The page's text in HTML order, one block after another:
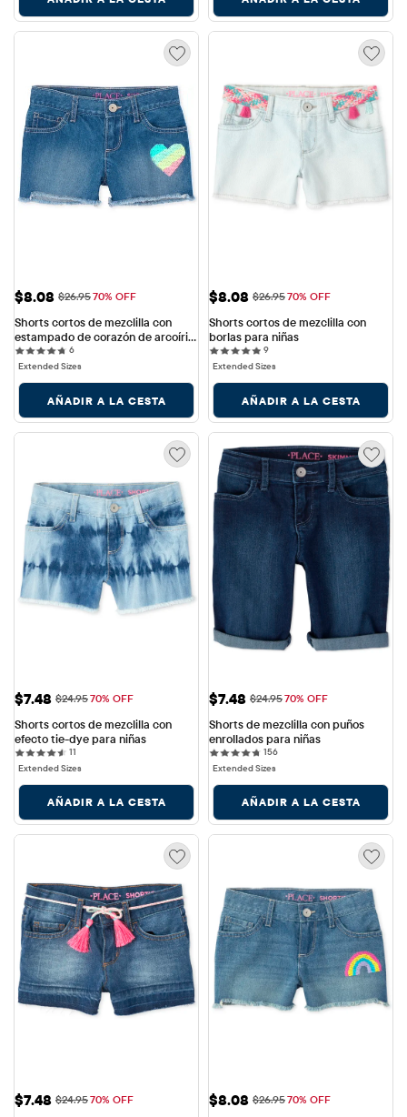
Precio de venta: $8.08
$8.08 Precio original: $26.95
$26.9570% OFF
Shorts cortos de mezclilla con
estampado de corazón de arcoíris
y lentejuelas para niñas
66 reviews
Extended Sizes
AÑADIR A LA CESTA
Precio de venta: $8.08
$8.08 Precio original: $26.95
$26.9570% OFF
Shorts cortos de mezclilla con
borlas para niñas
99 reviews
Extended Sizes
AÑADIR A LA CESTA
Precio de venta: $7.48
$7.48 Precio original: $24.95
$24.9570% OFF
Shorts cortos de mezclilla con
efecto tie-dye para niñas
11
Extended Sizes
AÑADIR A LA CESTA
Precio de venta: $7.48
$7.48 Precio original: $24.95
$24.9570% OFF
Shorts de mezclilla con puños
enrollados para niñas
156156 reviews
Extended Sizes
AÑADIR A LA CESTA
Precio de venta: $7.48
$7.48 Precio original: $24.95
$24.9570% OFF Precio de venta: $8.08
$8.08 Precio original: $26.95
$26.9570% OFF